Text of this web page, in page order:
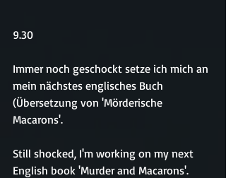
9.30
Immer noch geschockt setze ich mich an
mein nächstes englisches Buch
(Übersetzung von 'Mörderische
Macarons'.
Still shocked, I'm working on my next
English book 'Murder and Macarons'.